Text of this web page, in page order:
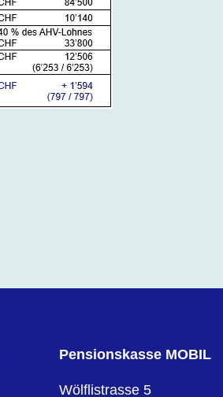
Pensionskasse MOBIL
Wölflistrasse 5